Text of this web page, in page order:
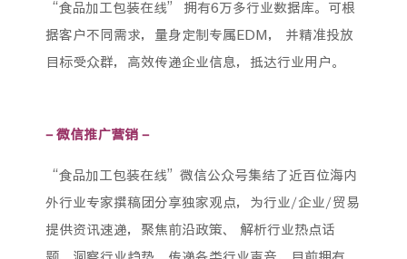
“食品加工包装在线” 拥有6万多行业数据库。可根
据客户不同需求，量身定制专属EDM， 并精准投放
目标受众群，高效传递企业信息，抵达行业用户。
– 微信推广营销 –
“食品加工包装在线”微信公众号集结了近百位海内
外行业专家撰稿团分享独家观点，为行业/企业/贸易
提供资讯速递，聚焦前沿政策、 解析行业热点话